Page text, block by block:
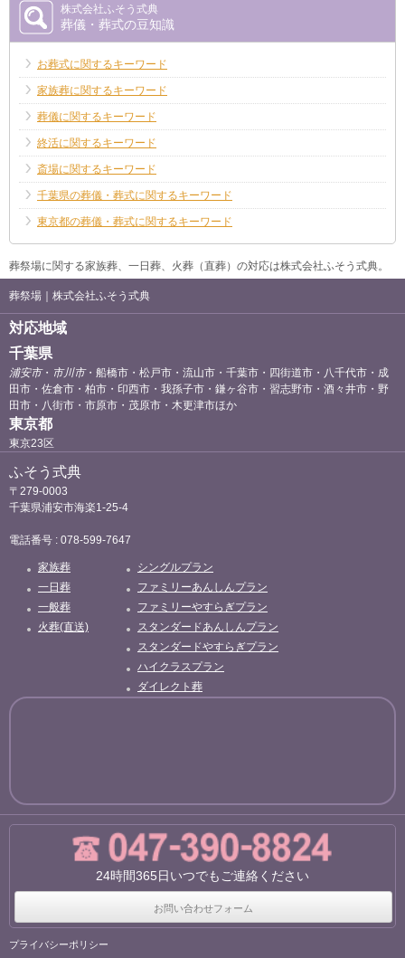
株式会社ふそう式典
葬儀・葬式の豆知識
お葬式に関するキーワード
家族葬に関するキーワード
葬儀に関するキーワード
終活に関するキーワード
斎場に関するキーワード
千葉県の葬儀・葬式に関するキーワード
東京都の葬儀・葬式に関するキーワード
葬祭場に関する家族葬、一日葬、火葬（直葬）の対応は株式会社ふそう式典。
葬祭場｜株式会社ふそう式典
対応地域
千葉県
浦安市・ 市川市・船橋市・松戸市・流山市・千葉市・四街道市・八千代市・成
田市・佐倉市・柏市・印西市・我孫子市・鎌ヶ谷市・習志野市・酒々井市・野
田市・八街市・市原市・茂原市・木更津市ほか
東京都
東京23区
ふそう式典
〒279-0003
千葉県浦安市海楽1-25-4
電話番号 : 078-599-7647
家族葬
一日葬
一般葬
火葬(直送)
シングルプラン
ファミリーあんしんプラン
ファミリーやすらぎプラン
スタンダードあんしんプラン
スタンダードやすらぎプラン
ハイクラスプラン
ダイレクト葬
24時間365日いつでもご連絡ください
お問い合わせフォーム
プライバシーポリシー